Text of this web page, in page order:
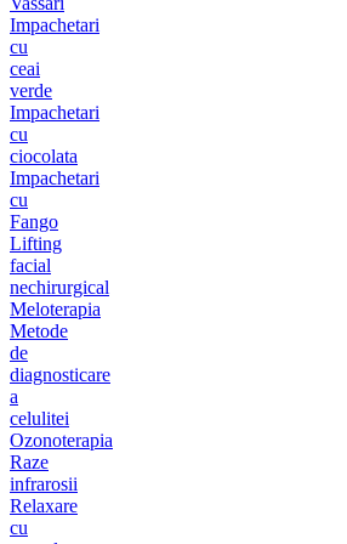
Impachetari
cu
ceai
verde
Impachetari
cu
ciocolata
Impachetari
cu
Fango
Lifting
facial
nechirurgical
Meloterapia
Metode
de
diagnosticare
a
celulitei
Ozonoterapia
Raze
infrarosii
Relaxare
cu